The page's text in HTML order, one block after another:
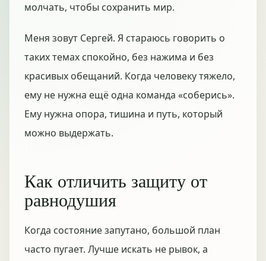
молчать, чтобы сохранить мир.
Меня зовут Сергей. Я стараюсь говорить о
таких темах спокойно, без нажима и без
красивых обещаний. Когда человеку тяжело,
ему не нужна ещё одна команда «соберись».
Ему нужна опора, тишина и путь, который
можно выдержать.
Как отличить защиту от
равнодушия
Когда состояние запутано, большой план
часто пугает. Лучше искать не рывок, а